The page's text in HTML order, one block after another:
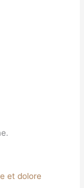
et dolore